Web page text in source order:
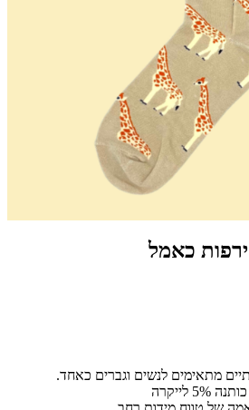
כאמל
מתאימים לנשים וגברים כאחד.